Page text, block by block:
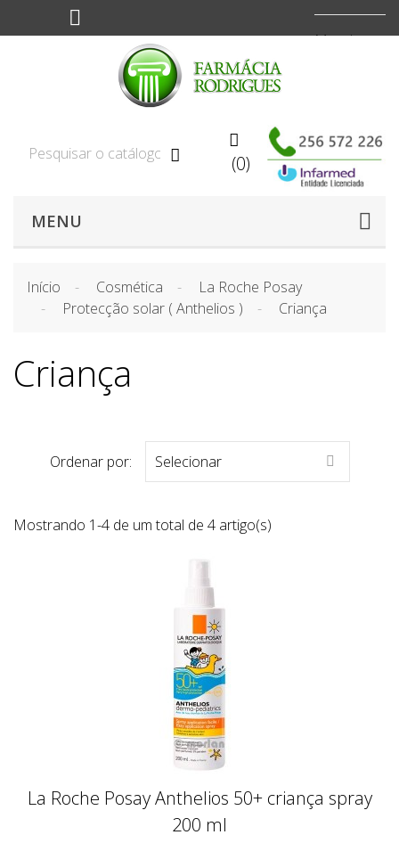
Moeda:


(0)
MENU
Início Cosmética
La Roche Posay
Protecção solar ( Anthelios )
Criança
Criança
Ordenar por: Selecionar 
Mostrando 1-4 de um total de 4 artigo(s)
La Roche Posay Anthelios 50+ criança spray
200 ml